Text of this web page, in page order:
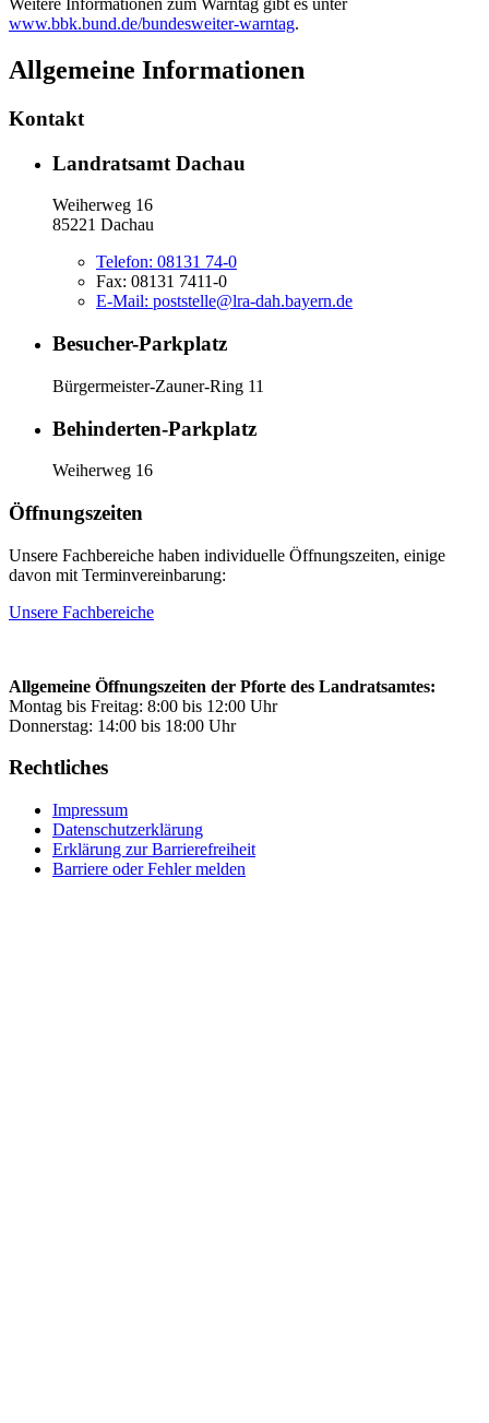
Weitere Informationen zum Warntag gibt es unter
www.bbk.bund.de/bundesweiter-warntag.
Allgemeine Informationen
Kontakt
Landratsamt Dachau
Weiherweg 16
85221 Dachau
Telefon: 08131 74-0
Fax: 08131 7411-0
E-Mail: poststelle@lra-dah.bayern.de
Besucher-Parkplatz
Bürgermeister-Zauner-Ring 11
Behinderten-Parkplatz
Weiherweg 16
Öffnungszeiten
Unsere Fachbereiche haben individuelle Öffnungszeiten, einige
davon mit Terminvereinbarung:
Unsere Fachbereiche
Allgemeine Öffnungszeiten der Pforte des Landratsamtes:
Montag bis Freitag: 8:00 bis 12:00 Uhr
Donnerstag: 14:00 bis 18:00 Uhr
Rechtliches
Impressum
Datenschutzerklärung
Erklärung zur Barrierefreiheit
Barriere oder Fehler melden